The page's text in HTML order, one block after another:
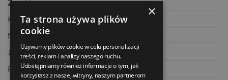
Zwrot towaru
Regulamin
Najczęściej zadawane pytania
Jak kupować na raty
Polityka prywatności
×
Ta strona używa plików
cookie
Używamy plików cookie w celu personalizacji
treści, reklam i analizy naszego ruchu.
Udostępniamy również informacje o tym, jak
korzystasz z naszej witryny, naszym partnerom